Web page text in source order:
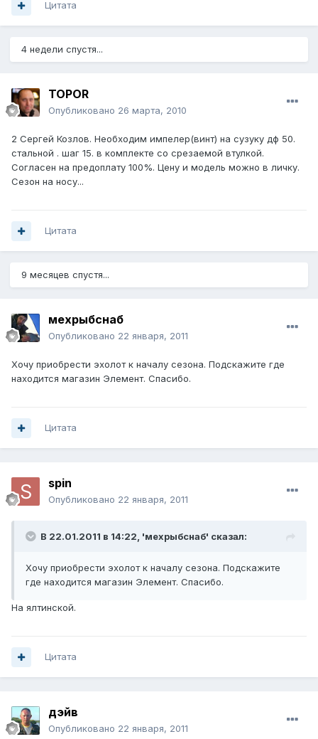
Цитата
4 недели спустя...
TOPOR
Опубликовано 26 марта, 2010
2 Сергей Козлов. Необходим импелер(винт) на сузуку дф 50.
стальной . шаг 15. в комплекте со срезаемой втулкой.
Согласен на предоплату 100%. Цену и модель можно в личку.
Сезон на носу...
Цитата
9 месяцев спустя...
мехрыбснаб
Опубликовано 22 января, 2011
Хочу приобрести эхолот к началу сезона. Подскажите где
находится магазин Элемент. Спасибо.
Цитата
spin
Опубликовано 22 января, 2011
В 22.01.2011 в 14:22, 'мехрыбснаб' сказал:
Хочу приобрести эхолот к началу сезона. Подскажите
где находится магазин Элемент. Спасибо.
На ялтинской.
Цитата
дэйв
Опубликовано 22 января, 2011